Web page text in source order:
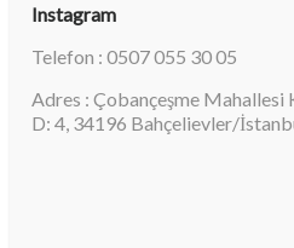
Instagram
Telefon : 0507 055 30 05
Adres : Çobançeşme Mahallesi
D: 4, 34196 Bahçelievler/